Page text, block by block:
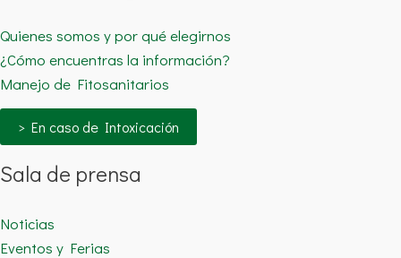
Quienes somos y por qué elegirnos
¿Cómo encuentras la información?
Manejo de Fitosanitarios
> En caso de Intoxicación
Sala de prensa
Noticias
Eventos y Ferias